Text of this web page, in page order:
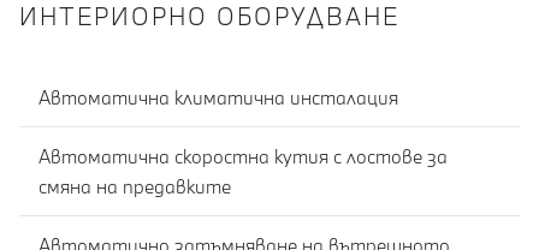
ИНТЕРИОРНО ОБОРУДВАНЕ
Автоматична климатична инсталация
Автоматична скоростна кутия с лостове за
смяна на предавките
Автоматично затъмняване на вътрешното